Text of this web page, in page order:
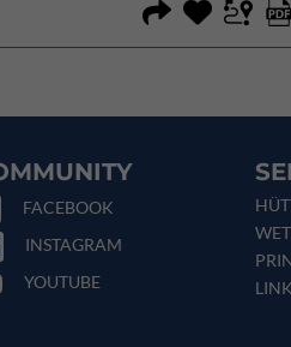
FACEBOOK
INSTAGRAM
YOUTUBE